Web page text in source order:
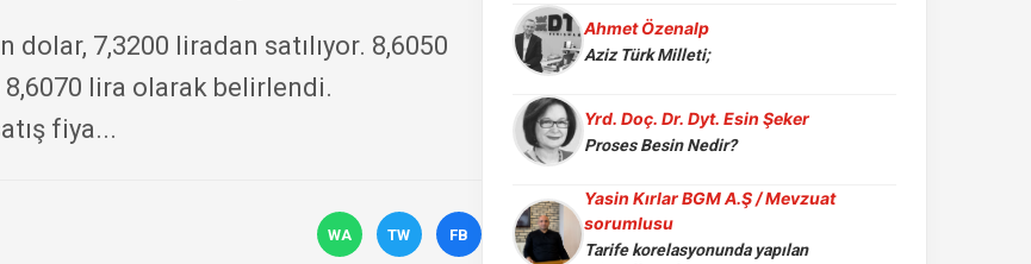
dolar, 7,3200 liradan satılıyor. 8,6050
8,6070 lira olarak belirlendi.
fiya...
WA TW FB
Ahmet Özenalp
Aziz Türk Milleti;
Yrd. Doç. Dr. Dyt. Esin Şeker
Proses Besin Nedir?
Yasin Kırlar BGM A.Ş / Mevzuat
sorumlusu
Tarife korelasyonunda yapılan